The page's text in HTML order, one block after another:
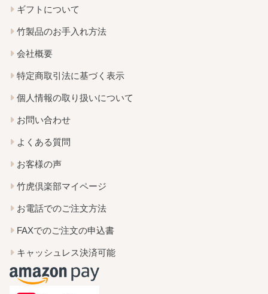
ギフトについて
竹製品のお手入れ方法
会社概要
特定商取引法に基づく表示
個人情報の取り扱いについて
お問い合わせ
よくある質問
お客様の声
竹虎倶楽部マイページ
お電話でのご注文方法
FAXでのご注文の申込書
キャッシュレス決済可能